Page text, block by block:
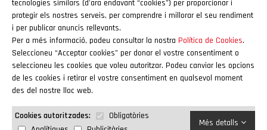
tecnologies similars (d'ara endavant “cookies”) per proporcionar i
protegir els nostres serveis, per comprendre i millorar el seu rendiment
i per publicar anuncis rellevants.
Per a més informació, podeu consultar la nostra Política de Cookies.
Seleccioneu “Acceptar cookies” per donar el vostre consentiment o
seleccioneu les cookies que voleu autoritzar. Podeu canviar les opcions
de les cookies i retirar el vostre consentiment en qualsevol moment
des del nostre lloc web.
Cookies autoritzades:
Obligatòries
Més detalls
Adherits